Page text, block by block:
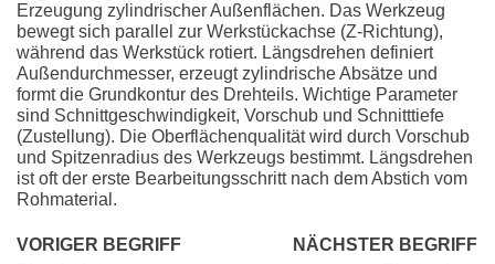
Erzeugung zylindrischer Außenflächen. Das Werkzeug
bewegt sich parallel zur Werkstückachse (Z-Richtung),
während das Werkstück rotiert. Längsdrehen definiert
Außendurchmesser, erzeugt zylindrische Absätze und
formt die Grundkontur des Drehteils. Wichtige Parameter
sind Schnittgeschwindigkeit, Vorschub und Schnitttiefe
(Zustellung). Die Oberflächenqualität wird durch Vorschub
und Spitzenradius des Werkzeugs bestimmt. Längsdrehen
ist oft der erste Bearbeitungsschritt nach dem Abstich vom
Rohmaterial.
VORIGER BEGRIFF
NÄCHSTER BEGRIFF